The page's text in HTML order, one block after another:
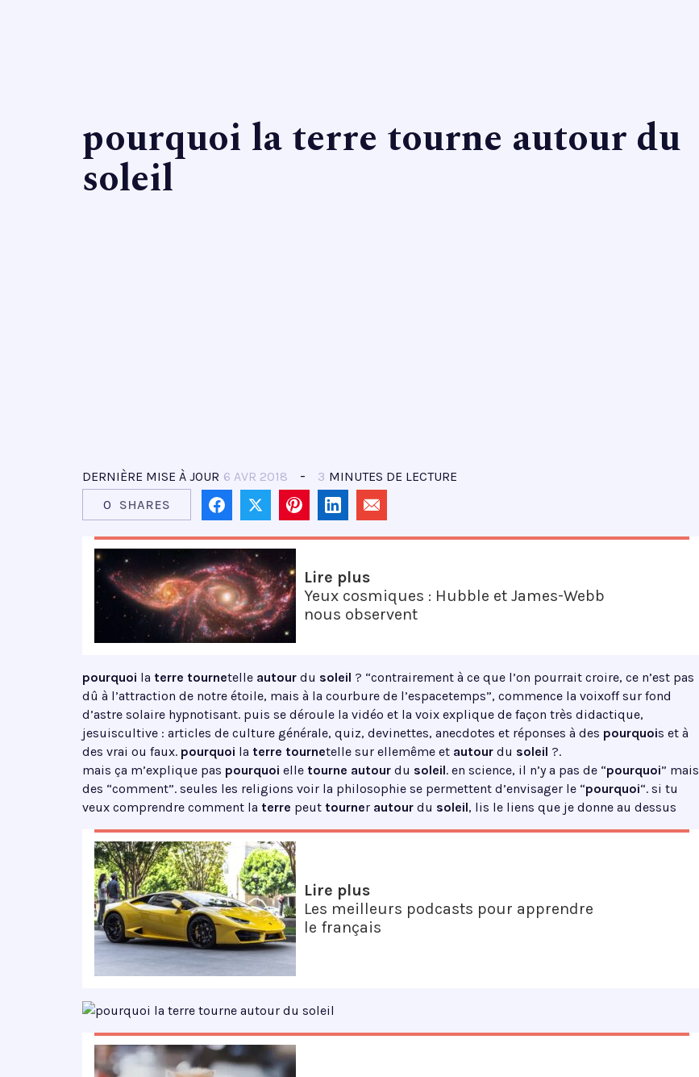
pourquoi la terre tourne autour du
soleil
DERNIÈRE MISE À JOUR 6 AVR 2018 3 MINUTES DE LECTURE
0
SHARES
Lire plus
Yeux cosmiques : Hubble et James-Webb
nous observent
pourquoi la terre tournetelle autour du soleil ? “contrairement à ce que l’on pourrait croire, ce n’est pas
dû à l’attraction de notre étoile, mais à la courbure de l’espacetemps”, commence la voixoff sur fond
d’astre solaire hypnotisant. puis se déroule la vidéo et la voix explique de façon très didactique,
jesuiscultive : articles de culture générale, quiz, devinettes, anecdotes et réponses à des pourquois et à
des vrai ou faux. pourquoi la terre tournetelle sur ellemême et autour du soleil ?.
mais ça m’explique pas pourquoi elle tourne autour du soleil. en science, il n’y a pas de “pourquoi” mais
des “comment”. seules les religions voir la philosophie se permettent d’envisager le “pourquoi“. si tu
veux comprendre comment la terre peut tourner autour du soleil, lis le liens que je donne au dessus
Lire plus
Les meilleurs podcasts pour apprendre
le français